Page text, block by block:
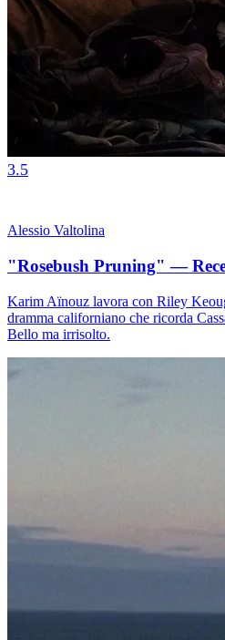
3.5
Alessio Valtolina
"Rosebush Pruning" —
Karim Aïnouz lavora con Riley
dramma californiano che ricorda
Bello ma irrisolto.